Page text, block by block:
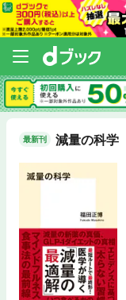
最新刊 減量の科学